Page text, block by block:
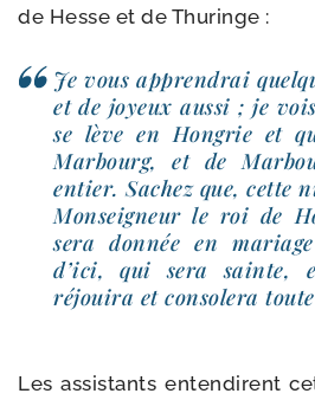
de Hesse et de Thuringe :
Je vous appren­drai
et de joyeux aus­si ; je
se lève en Hongrie et
Marbourg, et de
entier. Sachez que, cette
Monseigneur le roi de
sera don­née en
d’ici, qui sera sainte,
réjoui­ra et conso­le­ra
Les assis­tants enten­dirent